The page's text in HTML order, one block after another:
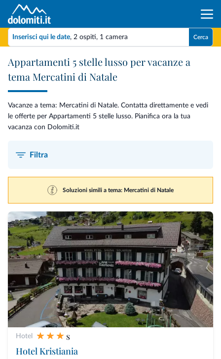
Inserisci qui le date, 2 ospiti, 1 camera Cerca
Appartamenti 5 stelle lusso per vacanze a
tema Mercatini di Natale
Vacanze a tema: Mercatini di Natale. Contatta direttamente e vedi
le offerte per Appartamenti 5 stelle lusso. Pianifica ora la tua
vacanza con Dolomiti.it
Filtra
Soluzioni simili a tema: Mercatini di Natale
Hotel
s
Hotel Kristiania